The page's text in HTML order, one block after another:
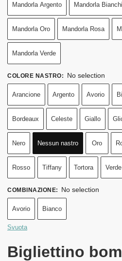
Mandorla Argento Mandorla Bianchi
Mandorla Oro Mandorla Rosa
Mandorla Verde
COLORE NASTRO: No selection
Arancione Argento Avorio
Bordeaux Celeste Giallo
Nero Nessun nastro Oro
Rosso Tiffany Tortora Verde
COMBINAZIONE: No selection
Avorio Bianco
Svuota
Bigliettino